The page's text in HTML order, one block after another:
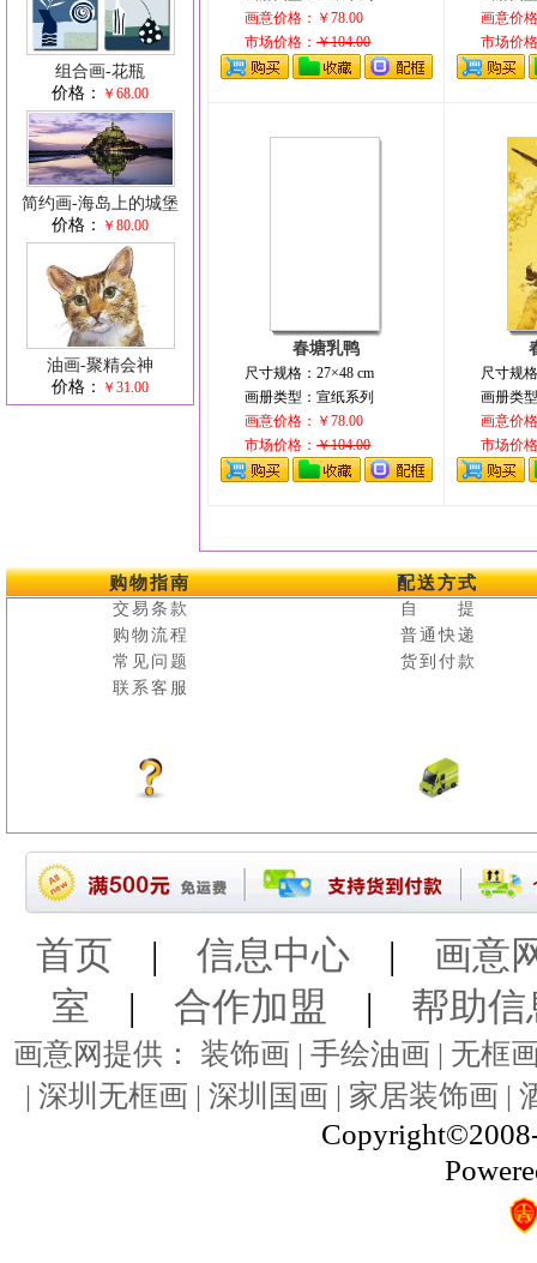
画意价格：￥78.00
市场价格： ￥104.00
画意价
市场价
春塘乳鸭
尺寸规格：27×48 cm
画册类型：宣纸系列
画意价格：￥78.00
市场价格： ￥104.00
尺寸规
画册类
画意价
市场价
组合画-花瓶
价格：
￥68.00
简约画-海岛上的城堡
价格：
￥80.00
油画-聚精会神
价格：
￥31.00
购物指南 配送方式
交易条款
购物流程
常见问题
联系客服
自 提
普通快递
货到付款
首页 | 信息中心 | 画意
室 | 合作加盟 | 帮助信
画意网提供： 装饰画 | 手绘油画 | 无框
| 深圳无框画 | 深圳国画 | 家居装饰画 |